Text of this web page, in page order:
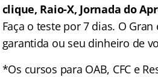
clique, Raio-X, Jornada do
Faça o teste por 7 dias. O
garantida ou seu dinheiro de
*Os cursos para OAB, CFC e